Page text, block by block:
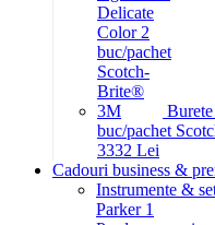
buc/pachet
3332 Lei
Cadouri business &
Instrumente &
Parker 1